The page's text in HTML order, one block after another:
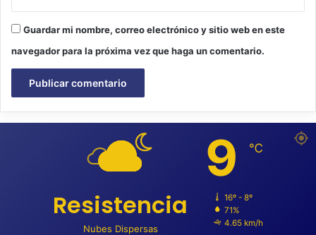
Guardar mi nombre, correo electrónico y sitio web en este
navegador para la próxima vez que haga un comentario.
Resistencia
Nubes Dispersas
9 ℃
16º - 8º
71%
4.65 km/h